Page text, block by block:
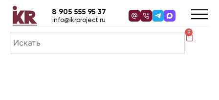
0
8 905 555 95 37
info@ikrproject.ru